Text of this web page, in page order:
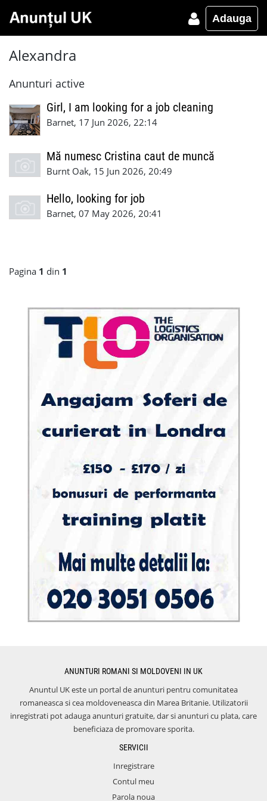
Adauga
Alexandra
Anunturi active
Girl, I am looking for a job cleaning
Barnet, 17 Jun 2026, 22:14
Mă numesc Cristina caut de muncă
Burnt Oak, 15 Jun 2026, 20:49
Hello, Iooking for job
Barnet, 07 May 2026, 20:41
Pagina 1 din 1
ANUNTURI ROMANI SI MOLDOVENI IN UK
Anuntul UK este un portal de anunturi pentru comunitatea
romaneasca si cea moldoveneasca din Marea Britanie. Utilizatorii
inregistrati pot adauga anunturi gratuite, dar si anunturi cu plata, care
beneficiaza de promovare sporita.
SERVICII
Inregistrare
Contul meu
Parola noua